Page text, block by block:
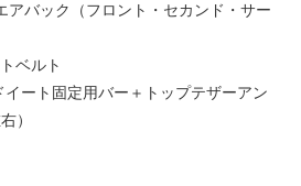
アバック（フロント・セカンド・サー
ベルト
ート固定用バー＋トップテザーアン
）